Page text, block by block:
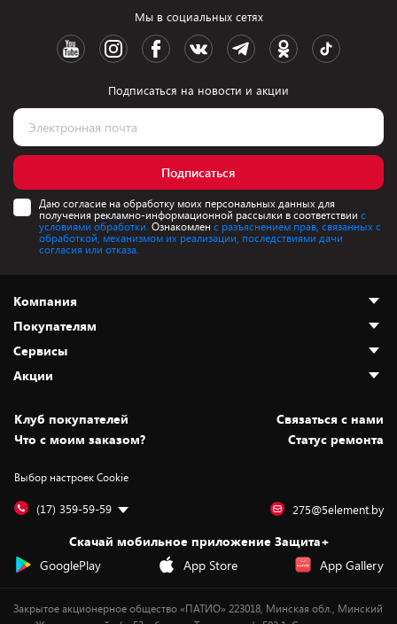
Мы в социальных сетях
Подписаться на новости и акции
Подписаться
Даю согласие на обработку моих персональных данных для
получения рекламно-информационной рассылки в соответствии с
условиями обработки. Ознакомлен с разъяснением прав, связанных с
обработкой, механизмом их реализации, последствиями дачи
согласия или отказа.
Компания
О нас
Адреса магазинов
Новости
Статьи и обзоры
Вакансии
Дай пять добру!
Покупателям
Как сделать заказ
Оплата и доставка
Безналичный расчёт
Обмен и возврат товара
Обработка персональных данных
Подарочные карты
Сервисы
Установка техники
Для игровых консолей
Для мобильных устройств
Для компьютеров
Сервисные центры
Акции
Скидки и промокоды
Белорусские товары
Бонусы
Оплата частями
Новинки
Клуб покупателей
Cвязаться с нами
Что с моим заказом?
Статус ремонта
Выбор настроек Cookie
(17) 359-59-59 275@5element.by
Скачай мобильное приложение Защита+
GooglePlay
App Store App Gallery
Закрытое акционерное общество «ПАТИО» 223018, Минская обл., Минский